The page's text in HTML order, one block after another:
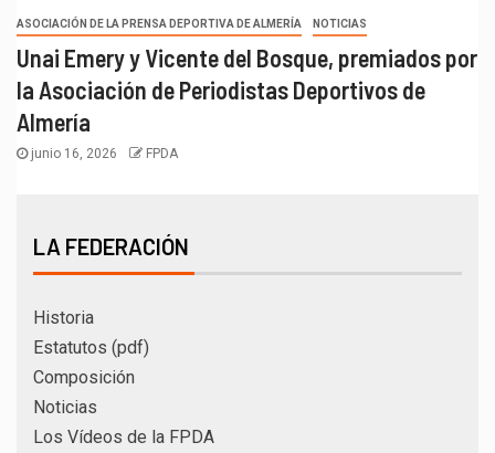
ASOCIACIÓN DE LA PRENSA DEPORTIVA DE ALMERÍA NOTICIAS
Unai Emery y Vicente del Bosque, premiados por
la Asociación de Periodistas Deportivos de
Almería
junio 16, 2026 FPDA
LA FEDERACIÓN
Historia
Estatutos (pdf)
Composición
Noticias
Los Vídeos de la FPDA